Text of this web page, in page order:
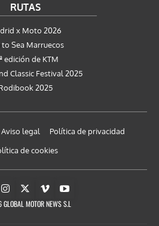
RUTAS
x Moto 2026
to Sea Marruecos
edición de KTM
Classic Festival 2025
2025
Aviso legal
Política de privacidad
de cookies
MOTOR NEWS S.L